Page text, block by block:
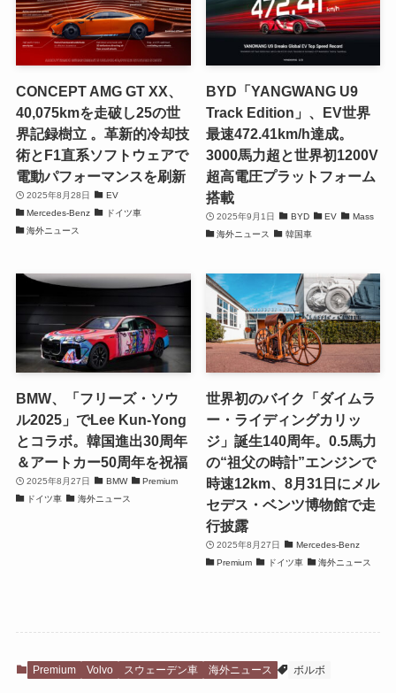
CONCEPT AMG GT XX、
40,075kmを走破し25の世
界記録樹立 。革新的冷却技
術とF1直系ソフトウェアで
電動パフォーマンスを刷新
2025年8月28日
EV
Mercedes-Benz
ドイツ車
海外ニュース
BYD「YANGWANG U9
Track Edition」、EV世界
最速472.41km/h達成。
3000馬力超と世界初1200V
超高電圧プラットフォーム
搭載
2025年9月1日 BYD EV
Mass
海外ニュース
韓国車
BMW、「フリーズ・ソウ
ル2025」でLee Kun-Yong
とコラボ。韓国進出30周年
＆アートカー50周年を祝福
2025年8月27日 BMW
Premium
ドイツ車
海外ニュース
世界初のバイク「ダイムラ
ー・ライディングカリッ
ジ」誕生140周年。0.5馬力
の“祖父の時計”エンジンで
時速12km、8月31日にメル
セデス・ベンツ博物館で走
行披露
2025年8月27日
Mercedes-Benz
Premium
ドイツ車 海外ニュース
Premium Volvo スウェーデン車 海外ニュース ボルボ